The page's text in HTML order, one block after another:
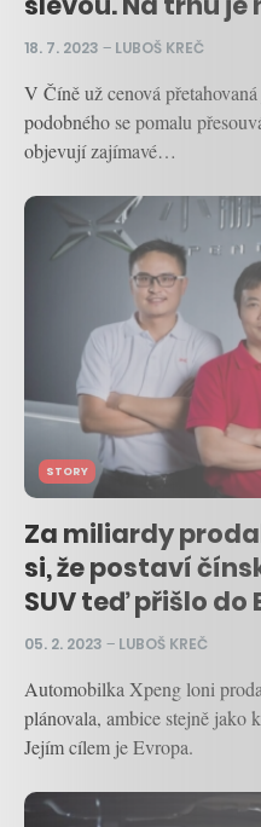
18. 7. 2023 – LUBOŠ KREČ
V Číně už cenová
podobného se pomalu
objevují zajímavé…
STORY
Za miliardy
si, že postaví
SUV teď přišlo do
05. 2. 2023 – LUBOŠ KREČ
Automobilka Xpeng loni
plánovala, ambice stejně jako
Jejím cílem je Evropa.